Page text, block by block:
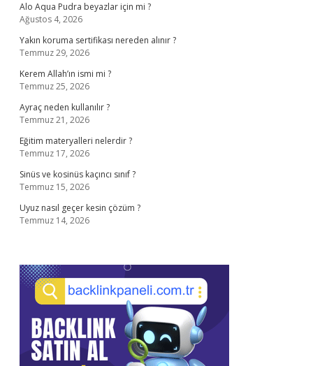
Alo Aqua Pudra beyazlar için mi ?
Ağustos 4, 2026
Yakın koruma sertifikası nereden alınır ?
Temmuz 29, 2026
Kerem Allah’ın ismi mi ?
Temmuz 25, 2026
Ayraç neden kullanılır ?
Temmuz 21, 2026
Eğitim materyalleri nelerdir ?
Temmuz 17, 2026
Sinüs ve kosinüs kaçıncı sınıf ?
Temmuz 15, 2026
Uyuz nasıl geçer kesin çözüm ?
Temmuz 14, 2026